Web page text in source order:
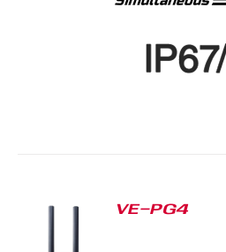
VE-PG4